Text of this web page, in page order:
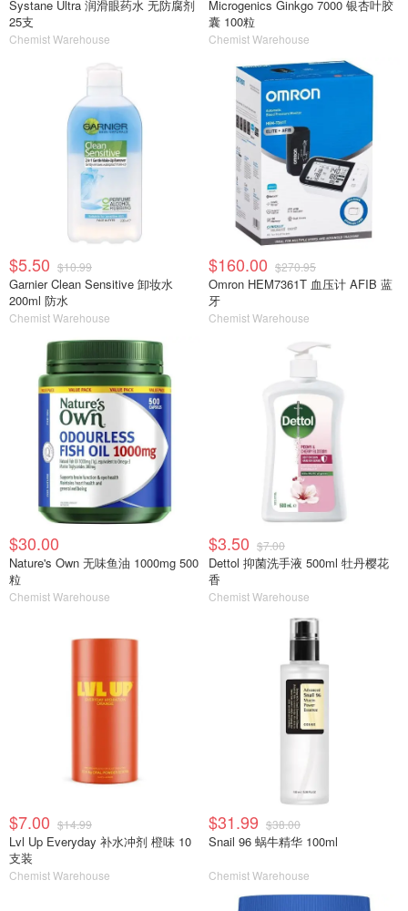
Systane Ultra 润滑眼药水 无防腐剂
25支
Chemist Warehouse
Microgenics Ginkgo 7000 银杏叶胶
囊 100粒
Chemist Warehouse
$5.50 $10.99
Garnier Clean Sensitive 卸妆水
200ml 防水
Chemist Warehouse
$160.00 $270.95
Omron HEM7361T 血压计 AFIB 蓝
牙
Chemist Warehouse
$30.00
Nature's Own 无味鱼油 1000mg 500
粒
Chemist Warehouse
$3.50 $7.00
Dettol 抑菌洗手液 500ml 牡丹樱花
香
Chemist Warehouse
$7.00 $14.99
Lvl Up Everyday 补水冲剂 橙味 10
支装
Chemist Warehouse
$31.99 $38.00
Snail 96 蜗牛精华 100ml
Chemist Warehouse